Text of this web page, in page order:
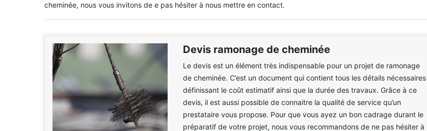
cheminée, nous vous invitons de e pas hésiter à nous mettre en contact.
Devis ramonage de cheminée
Le devis est un élément très indispensable pour un projet de ramonage
de cheminée. C’est un document qui contient tous les détails nécessaires
définissant le coût estimatif ainsi que la durée des travaux. Grâce à ce
devis, il est aussi possible de connaitre la qualité de service qu’un
prestataire vous propose. Pour que vous ayez un bon cadrage durant le
préparatif de votre projet, nous vous recommandons de ne pas hésiter à